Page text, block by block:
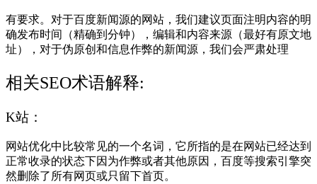
有要求。对于百度新闻源的网站，我们建议页面注明内容的明
确发布时间（精确到分钟），编辑和内容来源（最好有原文地
址），对于伪原创和信息作弊的新闻源，我们会严肃处理
相关SEO术语解释:
K站：
网站优化中比较常见的一个名词，它所指的是在网站已经达到
正常收录的状态下因为作弊或者其他原因，百度等搜索引擎突
然删除了所有网页或只留下首页。